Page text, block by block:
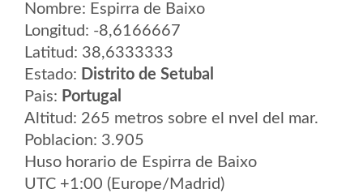
Nombre: Espirra de Baixo
Longitud: -8,6166667
Latitud: 38,6333333
Estado: Distrito de Setubal
Pais: Portugal
Altitud: 265 metros sobre el nvel del mar.
Poblacion: 3.905
Huso horario de Espirra de Baixo
UTC +1:00 (Europe/Madrid)